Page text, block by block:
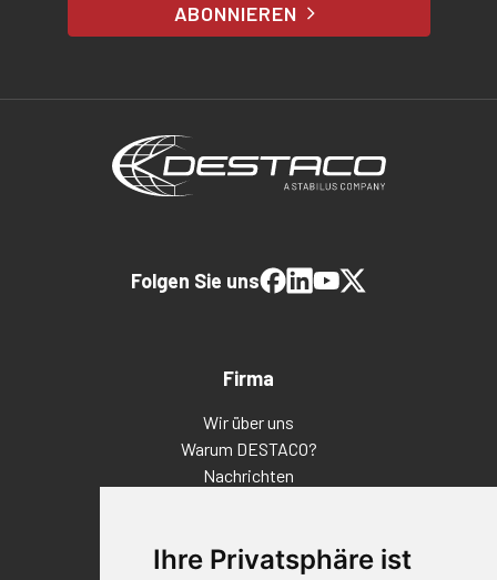
Ihre Privatsphäre ist
ABONNIEREN
Firma
Wir über uns
Warum DESTACO?
Nachrichten
Standorte
Folgen Sie uns